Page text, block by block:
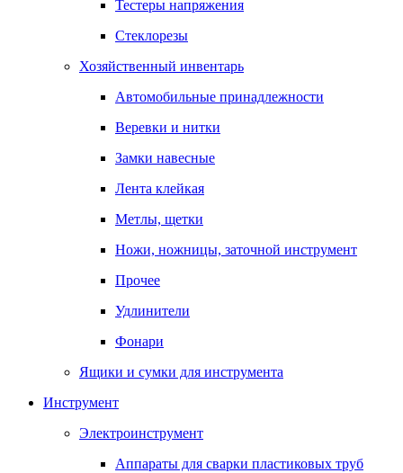
Тестеры напряжения
Стеклорезы
Хозяйственный инвентарь
Автомобильные принадлежности
Веревки и нитки
Замки навесные
Лента клейкая
Метлы, щетки
Ножи, ножницы, заточной инструмент
Прочее
Удлинители
Фонари
Ящики и сумки для инструмента
Инструмент
Электроинструмент
Аппараты для сварки пластиковых труб